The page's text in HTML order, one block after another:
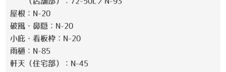
屋根：N-20
破風・鼻隠：N-20
小庇・看板枠：N-20
雨樋：N-85
軒天（住宅部）：N-45